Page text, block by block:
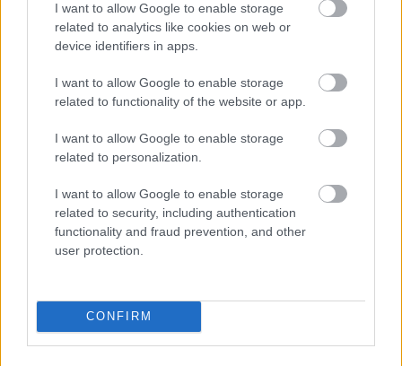
I want to allow Google to enable storage
related to analytics like cookies on web or
device identifiers in apps.
I want to allow Google to enable storage
related to functionality of the website or app.
I want to allow Google to enable storage
related to personalization.
I want to allow Google to enable storage
related to security, including authentication
functionality and fraud prevention, and other
user protection.
CONFIRM
Kedysi boli veľkým trendom, dnes sa im radšej
vyhnite. Týchto 7 vecí robí vašu obývačku
zastaralou